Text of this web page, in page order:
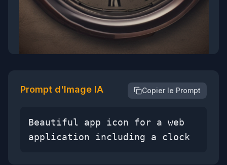
Prompt d'Image IA Copier le Prompt
Beautiful app icon for a web
application including a clock